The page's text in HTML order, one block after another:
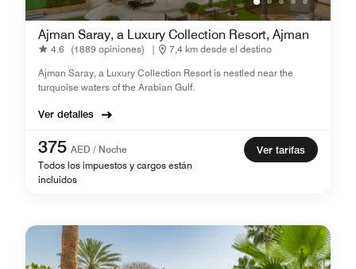
Ajman Saray, a Luxury Collection Resort, Ajman
4.6 (1889 opiniones) |
7,4 km desde el destino
Ajman Saray, a Luxury Collection Resort is nestled near the
turquoise waters of the Arabian Gulf.
Ver detalles
375 AED / Noche
Todos los impuestos y cargos están
incluidos
Ver tarifas